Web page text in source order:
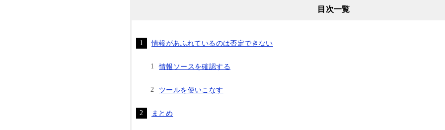
目次一覧
情報があふれているのは否定できない
情報ソースを確認する
ツールを使いこなす
まとめ